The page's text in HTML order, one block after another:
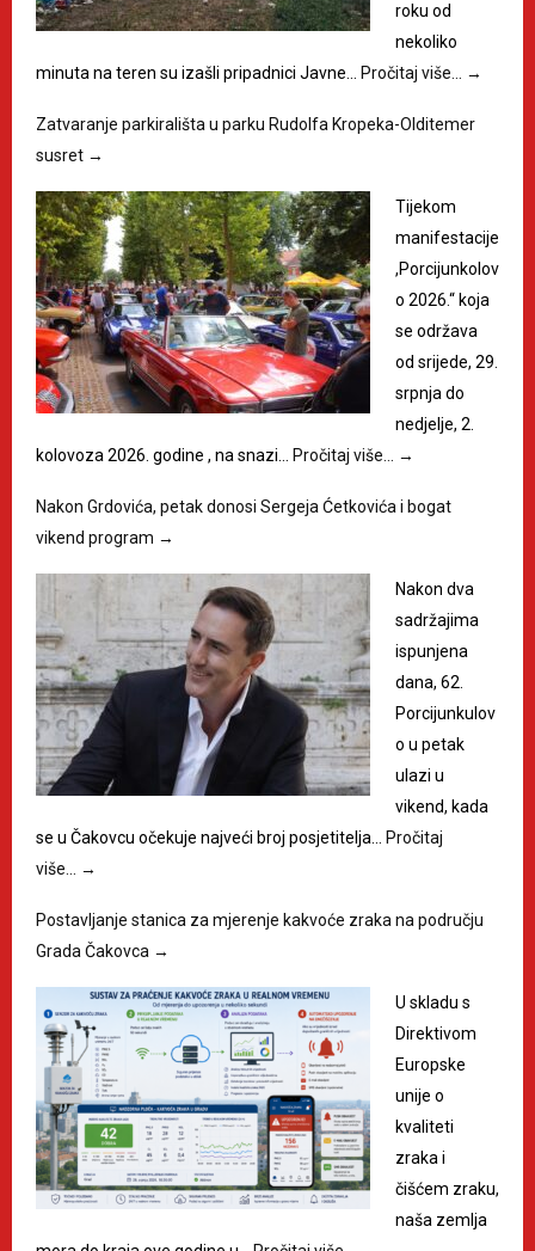
roku od
nekoliko
minuta na teren su izašli pripadnici Javne…
Pročitaj više… →
Zatvaranje parkirališta u parku Rudolfa Kropeka-Olditemer
susret →
Tijekom
manifestacije
,Porcijunkolov
o 2026.“ koja
se održava
od srijede, 29.
srpnja do
nedjelje, 2.
kolovoza 2026. godine , na snazi…
Pročitaj više… →
Nakon Grdovića, petak donosi Sergeja Ćetkovića i bogat
vikend program →
Nakon dva
sadržajima
ispunjena
dana, 62.
Porcijunkulov
o u petak
ulazi u
vikend, kada
se u Čakovcu očekuje najveći broj posjetitelja…
Pročitaj
više…
→
Postavljanje stanica za mjerenje kakvoće zraka na području
Grada Čakovca →
U skladu s
Direktivom
Europske
unije o
kvaliteti
zraka i
čišćem zraku,
naša zemlja